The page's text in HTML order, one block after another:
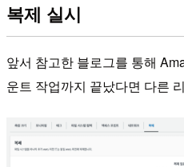
복제 실시
앞서 참고한 블로그를 통해
운트 작업까지 끝났다면 다른